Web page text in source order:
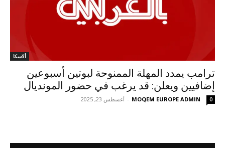
ألاسكا
ترامب يمدد المهلة الممنوحة لبوتين أسبوعين
إضافيين ويعلن: قد يرغب في حضور المونديال
MOQEM EUROPE ADMIN
- أغسطس 23, 2025 0